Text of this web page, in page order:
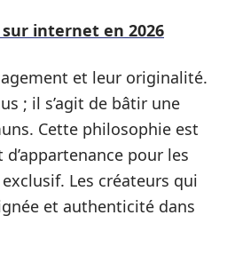
internet en 2026
et leur originalité.
; il s’agit de bâtir une
Cette philosophie est
pour les
Les créateurs qui
et authenticité dans